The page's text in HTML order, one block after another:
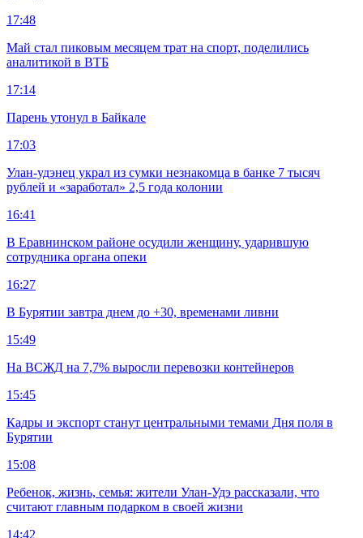
17:48
Май стал пиковым месяцем трат на спорт, поделились
аналитикой в ВТБ
17:14
Парень утонул в Байкале
17:03
Улан-удэнец украл из сумки незнакомца в банке 7 тысяч
рублей и «заработал» 2,5 года колонии
16:41
В Еравнинском районе осудили женщину, ударившую
сотрудника органа опеки
16:27
В Бурятии завтра днем до +30, временами ливни
15:49
На ВСЖД на 7,7% выросли перевозки контейнеров
15:45
Кадры и экспорт станут центральными темами Дня поля в
Бурятии
15:08
Ребенок, жизнь, семья: жители Улан-Удэ рассказали, что
считают главным подарком в своей жизни
14:42